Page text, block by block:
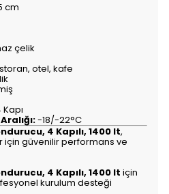
cm
çelik
otel, kafe
Kapı
-18/-22°C
4 Kapılı, 1400 lt,
için güvenilir performans ve
4 Kapılı, 1400 lt için
kurulum desteği